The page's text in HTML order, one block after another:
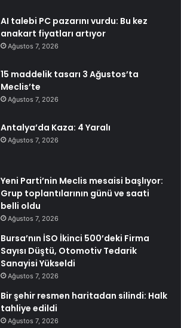
AI talebi PC pazarını vurdu: Bu kez
anakart fiyatları artıyor
Ağustos 7, 2026
15 maddelik tasarı 3 Ağustos’ta
Meclis’te
Ağustos 7, 2026
Antalya’da Kaza: 4 Yaralı
Ağustos 7, 2026
Yeni Parti’nin Meclis mesaisi başlıyor:
Grup toplantılarının günü ve saati
belli oldu
Ağustos 7, 2026
Bursa’nın İSO İkinci 500’deki Firma
Sayısı Düştü, Otomotiv Tedarik
Sanayisi Yükseldi
Ağustos 7, 2026
Bir şehir resmen haritadan silindi: Halk
tahliye edildi
Ağustos 7, 2026